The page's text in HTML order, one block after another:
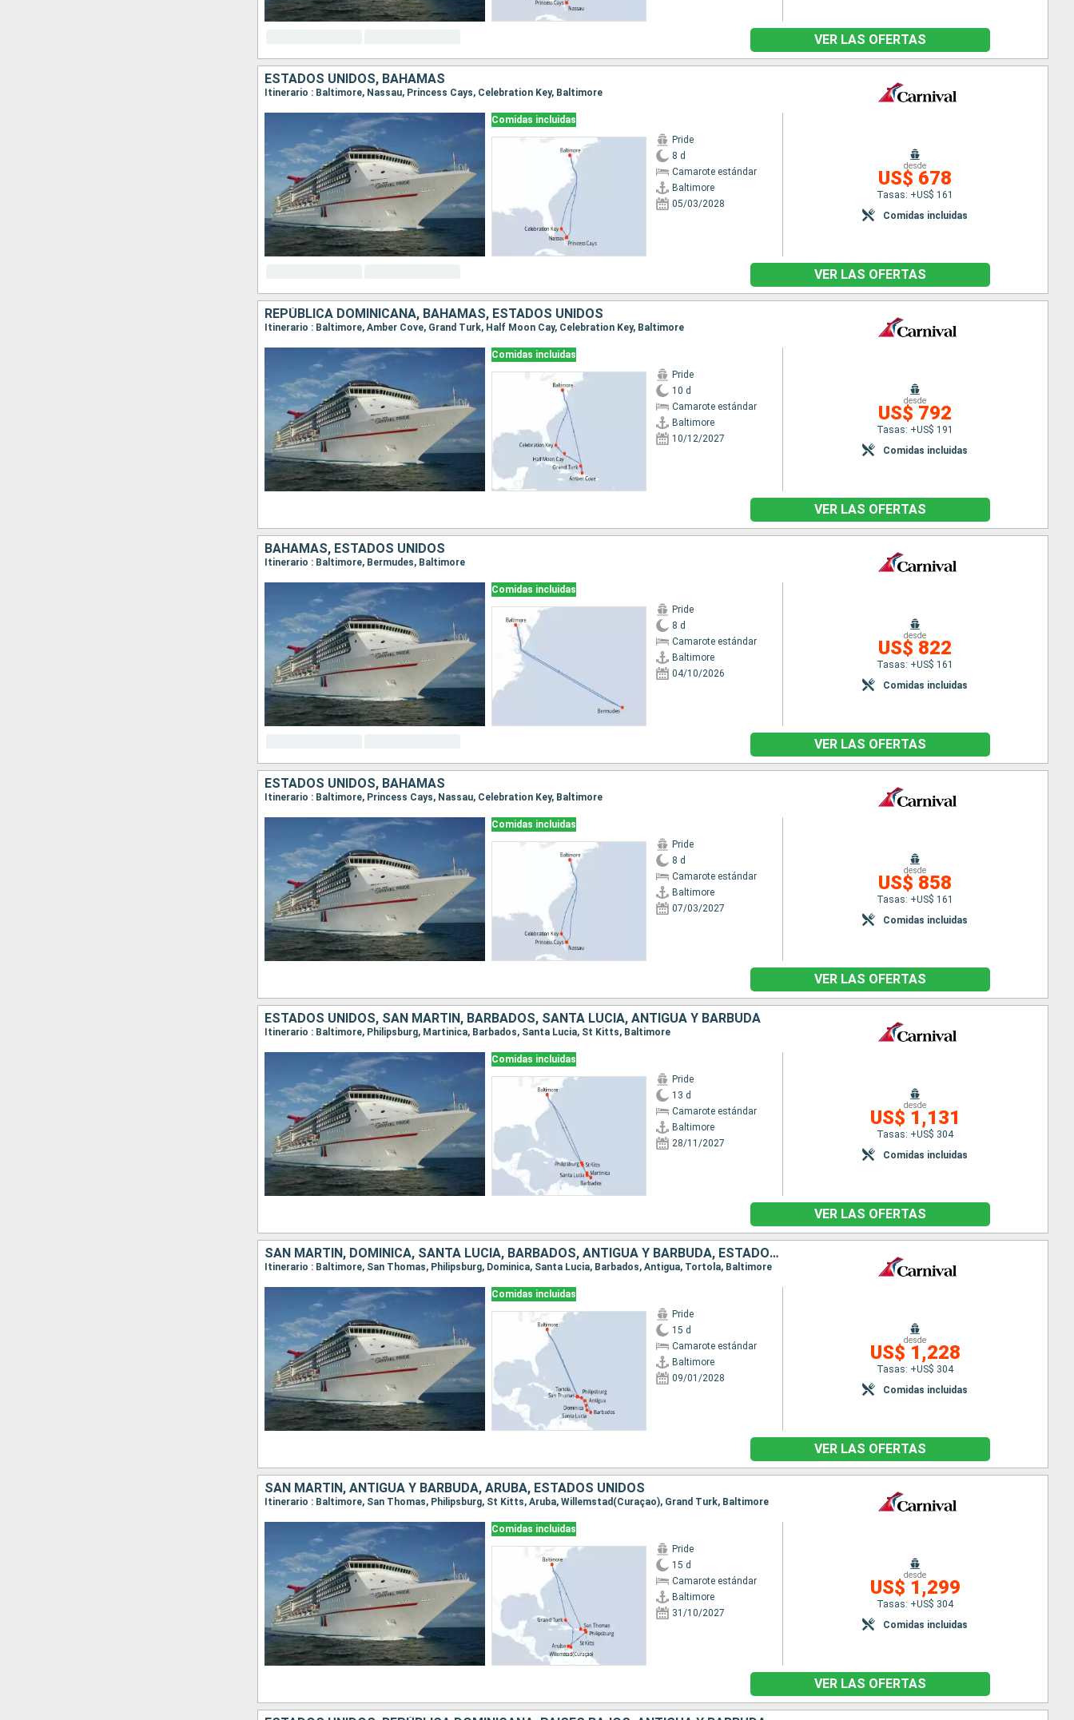
VER LAS OFERTAS
ESTADOS UNIDOS, BAHAMAS
Itinerario : Baltimore, Nassau, Princess Cays, Celebration Key, Baltimore
Comidas incluidas
Pride
8 d
Camarote estándar
Baltimore
05/03/2028
desde
US$ 678
Tasas: +US$ 161
Comidas incluidas
VER LAS OFERTAS
REPÚBLICA DOMINICANA, BAHAMAS, ESTADOS UNIDOS
Itinerario : Baltimore, Amber Cove, Grand Turk, Half Moon Cay, Celebration Key, Baltimore
Comidas incluidas
Pride
10 d
Camarote estándar
Baltimore
10/12/2027
desde
US$ 792
Tasas: +US$ 191
Comidas incluidas
VER LAS OFERTAS
BAHAMAS, ESTADOS UNIDOS
Itinerario : Baltimore, Bermudes, Baltimore
Comidas incluidas
Pride
8 d
Camarote estándar
Baltimore
04/10/2026
desde
US$ 822
Tasas: +US$ 161
Comidas incluidas
VER LAS OFERTAS
ESTADOS UNIDOS, BAHAMAS
Itinerario : Baltimore, Princess Cays, Nassau, Celebration Key, Baltimore
Comidas incluidas
Pride
8 d
Camarote estándar
Baltimore
07/03/2027
desde
US$ 858
Tasas: +US$ 161
Comidas incluidas
VER LAS OFERTAS
ESTADOS UNIDOS, SAN MARTÍN, BARBADOS, SANTA LUCIA, ANTIGUA Y BARBUDA
Itinerario : Baltimore, Philipsburg, Martinica, Barbados, Santa Lucia, St Kitts, Baltimore
Comidas incluidas
Pride
13 d
Camarote estándar
Baltimore
28/11/2027
desde
US$ 1,131
Tasas: +US$ 304
Comidas incluidas
VER LAS OFERTAS
SAN MARTÍN, DOMINICA, SANTA LUCIA, BARBADOS, ANTIGUA Y BARBUDA, ESTADOS UNIDOS
Itinerario : Baltimore, San Thomas, Philipsburg, Dominica, Santa Lucia, Barbados, Antigua, Tortola, Baltimore
Comidas incluidas
Pride
15 d
Camarote estándar
Baltimore
09/01/2028
desde
US$ 1,228
Tasas: +US$ 304
Comidas incluidas
VER LAS OFERTAS
SAN MARTÍN, ANTIGUA Y BARBUDA, ARUBA, ESTADOS UNIDOS
Itinerario : Baltimore, San Thomas, Philipsburg, St Kitts, Aruba, Willemstad(Curaçao), Grand Turk, Baltimore
Comidas incluidas
Pride
15 d
Camarote estándar
Baltimore
31/10/2027
desde
US$ 1,299
Tasas: +US$ 304
Comidas incluidas
VER LAS OFERTAS